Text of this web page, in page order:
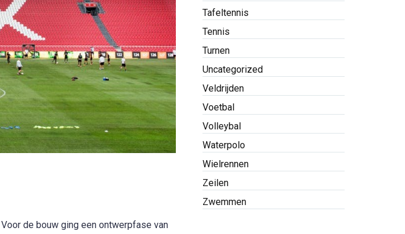
de bouw ging een ontwerpfase van
Tafeltennis
Tennis
Turnen
Uncategorized
Veldrijden
Voetbal
Volleybal
Waterpolo
Wielrennen
Zeilen
Zwemmen